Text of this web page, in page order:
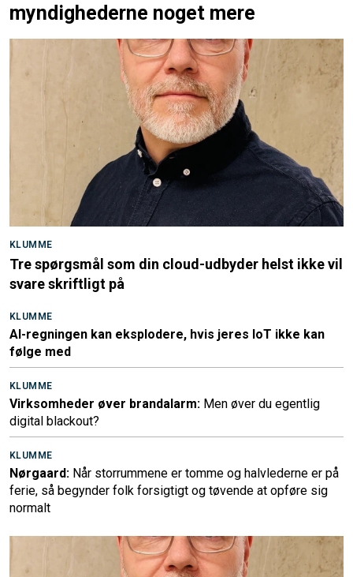
myndighederne noget mere
KLUMME
Tre spørgsmål som din cloud-udbyder helst ikke vil
svare skriftligt på
KLUMME
AI-regningen kan eksplodere, hvis jeres IoT ikke kan
følge med
KLUMME
Virksomheder øver brandalarm: Men øver du egentlig
digital blackout?
KLUMME
Nørgaard: Når storrummene er tomme og halvlederne er på
ferie, så begynder folk forsigtigt og tøvende at opføre sig
normalt